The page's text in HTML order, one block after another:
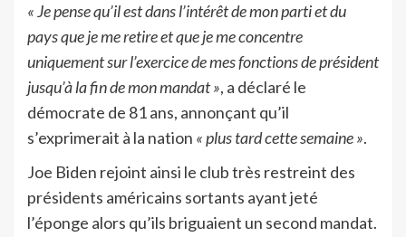
« Je pense qu’il est dans l’intérêt de mon parti et du
pays que je me retire et que je me concentre
uniquement sur l’exercice de mes fonctions de président
jusqu’à la fin de mon mandat », a déclaré le
démocrate de 81 ans, annonçant qu’il
s’exprimerait à la nation « plus tard cette semaine ».
Joe Biden rejoint ainsi le club très restreint des
présidents américains sortants ayant jeté
l’éponge alors qu’ils briguaient un second mandat.